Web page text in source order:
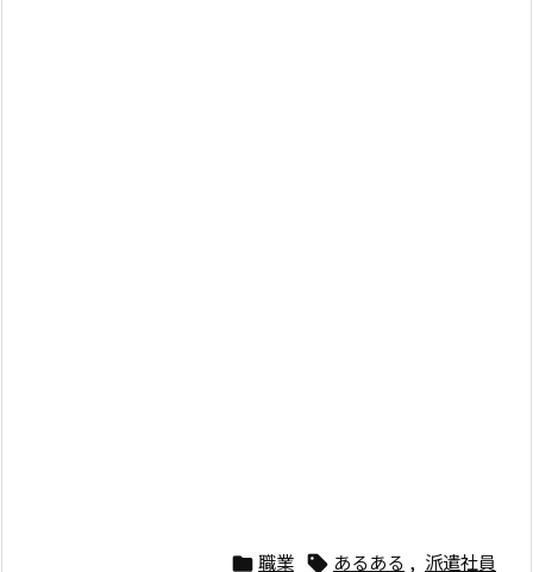
 職業  あるある , 派遣社員